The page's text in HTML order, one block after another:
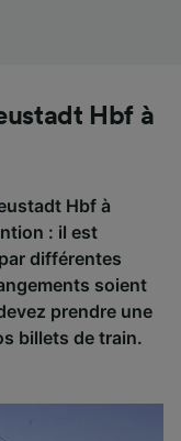
Hbf à
Hbf à
: il est
différentes
soient
prendre une
billets de train.